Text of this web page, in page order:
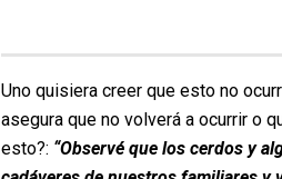
Uno quisiera creer que esto no
asegura que no volverá a ocurrir o
esto?: “Observé que los cerdos y